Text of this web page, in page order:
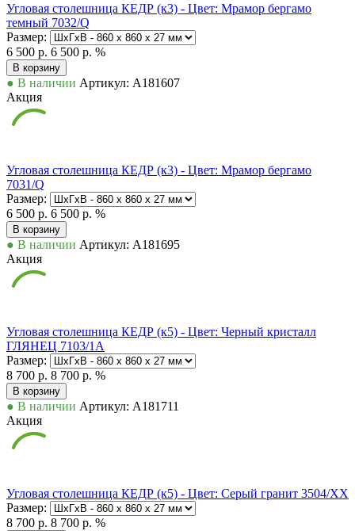
Угловая столешница КЕДР (к3) - Цвет: Мрамор бергамо
темный 7032/Q
Размер:
6 500 р. 6 500 р. %
В корзину
● В наличии Артикул: А181607
Акция
Угловая столешница КЕДР (к3) - Цвет: Мрамор бергамо
7031/Q
Размер:
6 500 р. 6 500 р. %
В корзину
● В наличии Артикул: А181695
Акция
Угловая столешница КЕДР (к5) - Цвет: Черный кристалл
ГЛЯНЕЦ 7103/1А
Размер:
8 700 р. 8 700 р. %
В корзину
● В наличии Артикул: А181711
Акция
Угловая столешница КЕДР (к5) - Цвет: Серый гранит 3504/ХХ
Размер:
8 700 р. 8 700 р. %